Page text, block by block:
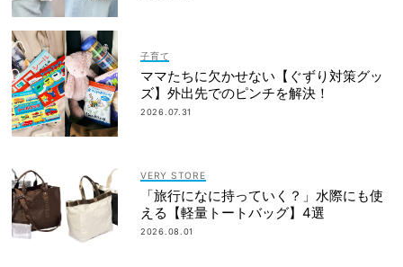
子育て
ママたちに欠かせない【ぐずり対策グッ
ズ】外出先でのピンチを解決！
2026.07.31
VERY STORE
「旅行になに持っていく？」水際にも使
える【軽量トートバッグ】4選
2026.08.01